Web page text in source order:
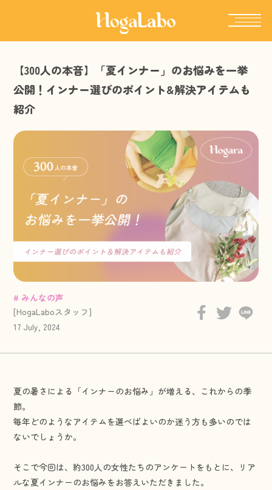
【300人の本音】「夏インナー」のお悩みを一挙
公開！インナー選びのポイント&解決アイテムも
紹介
# みんなの声
[HogaLaboスタッフ]
17 July, 2024
夏の暑さによる「インナーのお悩み」が増える、これからの季
節。
毎年どのようなアイテムを選べばよいのか迷う方も多いのでは
ないでしょうか。
そこで今回は、約300人の女性たちのアンケートをもとに、リア
ルな夏インナーのお悩みをお答えいただきました。